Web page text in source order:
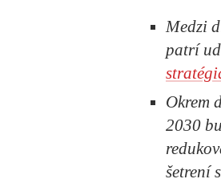
Medzi
patrí
Okrem
2030
šetrení